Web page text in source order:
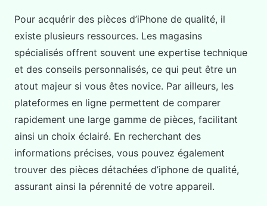
Pour acquérir des pièces d’iPhone de qualité, il
existe plusieurs ressources. Les magasins
spécialisés offrent souvent une expertise technique
et des conseils personnalisés, ce qui peut être un
atout majeur si vous êtes novice. Par ailleurs, les
plateformes en ligne permettent de comparer
rapidement une large gamme de pièces, facilitant
ainsi un choix éclairé. En recherchant des
informations précises, vous pouvez également
trouver des pièces détachées d’iphone de qualité,
assurant ainsi la pérennité de votre appareil.